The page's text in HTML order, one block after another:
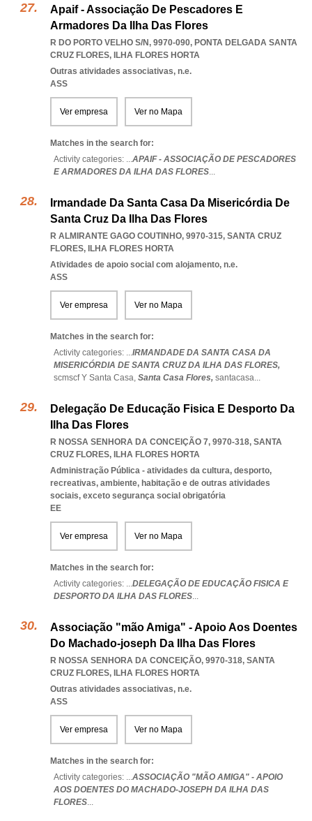
Apaif - Associação De Pescadores E
Armadores Da Ilha Das Flores
R DO PORTO VELHO S/N, 9970-090, PONTA DELGADA SANTA
CRUZ FLORES, ILHA FLORES HORTA
Outras atividades associativas, n.e.
ASS
Ver empresa Ver no Mapa
Matches in the search for:
Activity categories: ...APAIF - ASSOCIAÇÃO DE PESCADORES
E ARMADORES DA ILHA DAS FLORES...
Irmandade Da Santa Casa Da Misericórdia De
Santa Cruz Da Ilha Das Flores
R ALMIRANTE GAGO COUTINHO, 9970-315, SANTA CRUZ
FLORES, ILHA FLORES HORTA
Atividades de apoio social com alojamento, n.e.
ASS
Ver empresa Ver no Mapa
Matches in the search for:
Activity categories: ...IRMANDADE DA SANTA CASA DA
MISERICÓRDIA DE SANTA CRUZ DA ILHA DAS FLORES,
scmscf Y Santa Casa, Santa Casa Flores, santacasa...
Delegação De Educação Fisica E Desporto Da
Ilha Das Flores
R NOSSA SENHORA DA CONCEIÇÃO 7, 9970-318, SANTA
CRUZ FLORES, ILHA FLORES HORTA
Administração Pública - atividades da cultura, desporto,
recreativas, ambiente, habitação e de outras atividades
sociais, exceto segurança social obrigatória
EE
Ver empresa Ver no Mapa
Matches in the search for:
Activity categories: ...DELEGAÇÃO DE EDUCAÇÃO FISICA E
DESPORTO DA ILHA DAS FLORES...
Associação "mão Amiga" - Apoio Aos Doentes
Do Machado-joseph Da Ilha Das Flores
R NOSSA SENHORA DA CONCEIÇÃO, 9970-318, SANTA
CRUZ FLORES, ILHA FLORES HORTA
Outras atividades associativas, n.e.
ASS
Ver empresa Ver no Mapa
Matches in the search for:
Activity categories: ...ASSOCIAÇÃO "MÃO AMIGA" - APOIO
AOS DOENTES DO MACHADO-JOSEPH DA ILHA DAS
FLORES...